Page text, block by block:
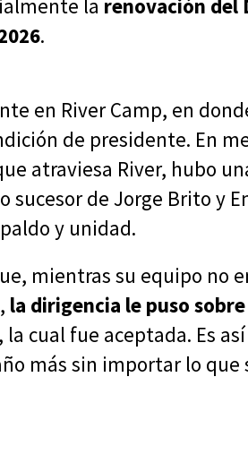
la renovación del
.
en River Camp, en
de presidente. En
atraviesa River, hubo
de Jorge Brito y
y unidad.
mientras su equipo no
la dirigencia le puso
, la cual fue aceptada. Es
más sin importar lo que